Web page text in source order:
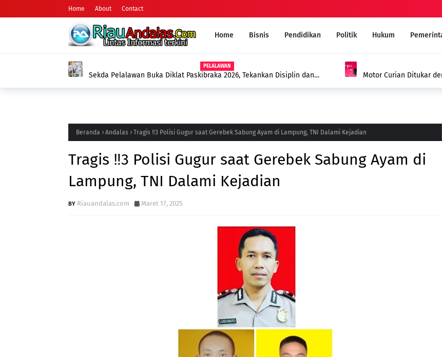
Home About Contact
Home Bisnis Pendidikan Politik Hukum
PELALAWAN
Sekda Pelalawan Buka Diklat Paskibraka 2026, Tekankan Disiplin dan
Motor Curian Ditukar
Beranda Andalas Tragis ‼️3 Polisi Gugur saat Gerebek Sabung Ayam di Lampung, TNI Dalami Kejadian
Tragis ‼️3 Polisi Gugur saat Gerebek Sabung Ayam di
Lampung, TNI Dalami Kejadian
Riauandalas.com Maret 17, 2025